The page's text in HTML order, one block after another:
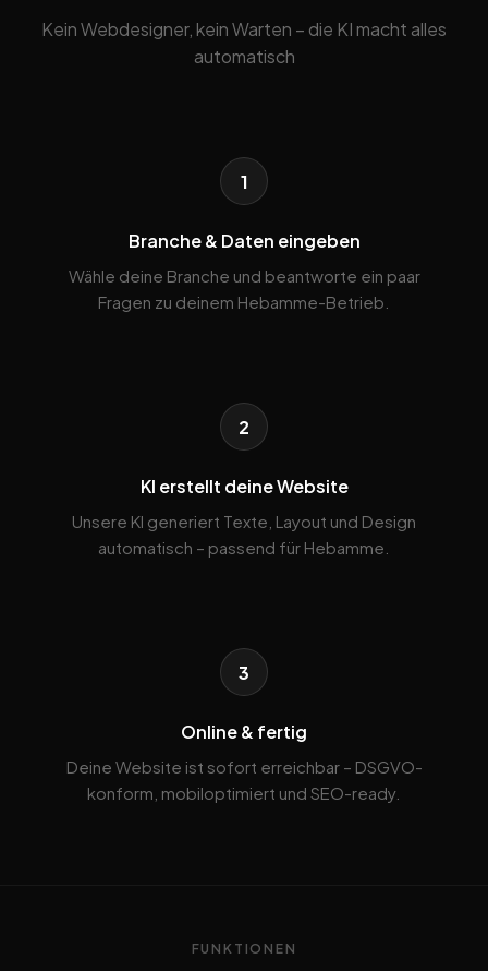
Kein Webdesigner, kein Warten – die KI macht alles
automatisch
1
Branche & Daten eingeben
Wähle deine Branche und beantworte ein paar
Fragen zu deinem Hebamme-Betrieb.
2
KI erstellt deine Website
Unsere KI generiert Texte, Layout und Design
automatisch – passend für Hebamme.
3
Online & fertig
Deine Website ist sofort erreichbar – DSGVO-
konform, mobiloptimiert und SEO-ready.
FUNKTIONEN